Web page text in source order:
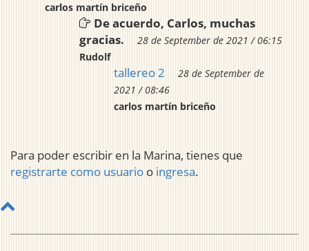
carlos martín briceño
De acuerdo, Carlos, muchas
gracias.
28 de September de 2021 / 06:15
Rudolf
tallereo 2
28 de September de
2021 / 08:46
carlos martín briceño
Para poder escribir en la Marina, tienes que
registrarte como usuario o ingresa.